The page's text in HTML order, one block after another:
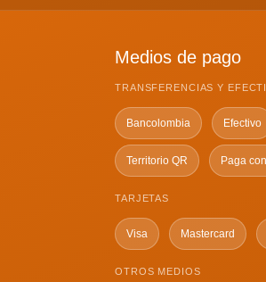
Medios de pago
TRANSFERENCIAS Y
Bancolombia Efectivo
Territorio QR Paga
TARJETAS
Visa Mastercard
OTROS MEDIOS